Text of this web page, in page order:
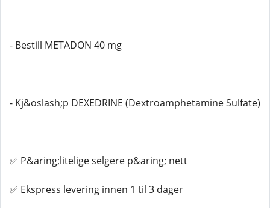
- Bestill METADON 40 mg
- Kj&oslash;p DEXEDRINE (Dextroamphetamine Sulfate)
✅ P&aring;litelige selgere p&aring; nett
✅ Ekspress levering innen 1 til 3 dager